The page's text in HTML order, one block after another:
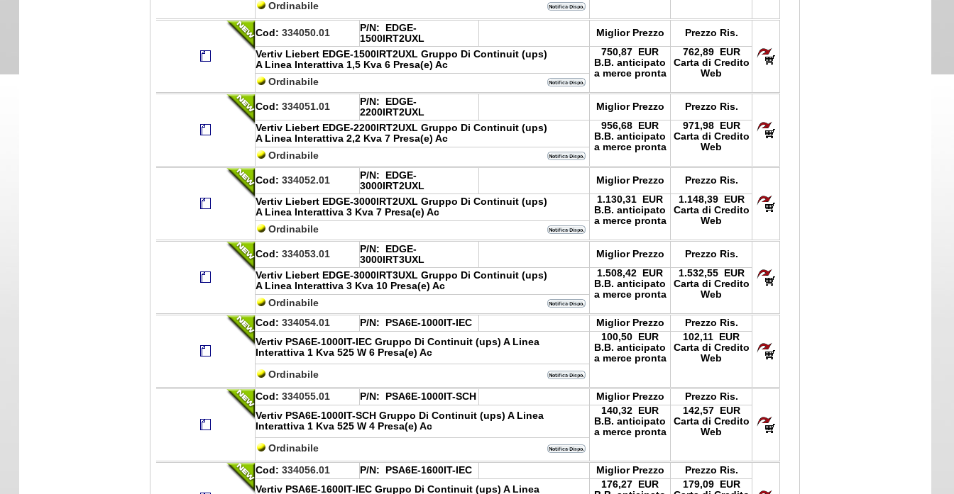
Ordinabile
Cod: 334050.01 P/N: EDGE-
1500IRT2UXL
Miglior Prezzo
Prezzo Ris.
Vertiv Liebert EDGE-1500IRT2UXL Gruppo Di Continuit (ups)
A Linea Interattiva 1,5 Kva 6 Presa(e) Ac
750,87 EUR
B.B. anticipato
a merce pronta
762,89 EUR
Carta di Credito
Web
Ordinabile
Cod: 334051.01 P/N: EDGE-
2200IRT2UXL
Miglior Prezzo
Prezzo Ris.
Vertiv Liebert EDGE-2200IRT2UXL Gruppo Di Continuit (ups)
A Linea Interattiva 2,2 Kva 7 Presa(e) Ac
956,68 EUR
B.B. anticipato
a merce pronta
971,98 EUR
Carta di Credito
Web
Ordinabile
Cod: 334052.01 P/N: EDGE-
3000IRT2UXL
Miglior Prezzo
Prezzo Ris.
Vertiv Liebert EDGE-3000IRT2UXL Gruppo Di Continuit (ups)
A Linea Interattiva 3 Kva 7 Presa(e) Ac
1.130,31 EUR
B.B. anticipato
a merce pronta
1.148,39 EUR
Carta di Credito
Web
Ordinabile
Cod: 334053.01 P/N: EDGE-
3000IRT3UXL
Miglior Prezzo
Prezzo Ris.
Vertiv Liebert EDGE-3000IRT3UXL Gruppo Di Continuit (ups)
A Linea Interattiva 3 Kva 10 Presa(e) Ac
1.508,42 EUR
B.B. anticipato
a merce pronta
1.532,55 EUR
Carta di Credito
Web
Ordinabile
Cod: 334054.01 P/N: PSA6E-1000IT-IEC Miglior Prezzo
Prezzo Ris.
Vertiv PSA6E-1000IT-IEC Gruppo Di Continuit (ups) A Linea
Interattiva 1 Kva 525 W 6 Presa(e) Ac
100,50 EUR
B.B. anticipato
a merce pronta
102,11 EUR
Carta di Credito
Web
Ordinabile
Cod: 334055.01 P/N: PSA6E-1000IT-SCH Miglior Prezzo
Prezzo Ris.
Vertiv PSA6E-1000IT-SCH Gruppo Di Continuit (ups) A Linea
Interattiva 1 Kva 525 W 4 Presa(e) Ac
140,32 EUR
B.B. anticipato
a merce pronta
142,57 EUR
Carta di Credito
Web
Ordinabile
Cod: 334056.01 P/N: PSA6E-1600IT-IEC Miglior Prezzo
Prezzo Ris.
Vertiv PSA6E-1600IT-IEC Gruppo Di Continuit (ups) A Linea
176,27 EUR
179,09 EUR